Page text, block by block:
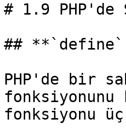
# 1.9
## **`define`
PHP'de bir
fonksiyonu